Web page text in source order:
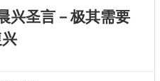
兴圣言－极其需要